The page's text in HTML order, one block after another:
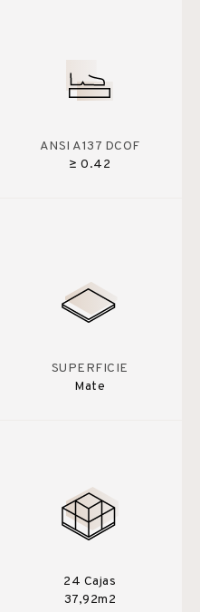
ANSI A137 DCOF
≥ 0.42
SUPERFICIE
Mate
24 Cajas
37,92m2